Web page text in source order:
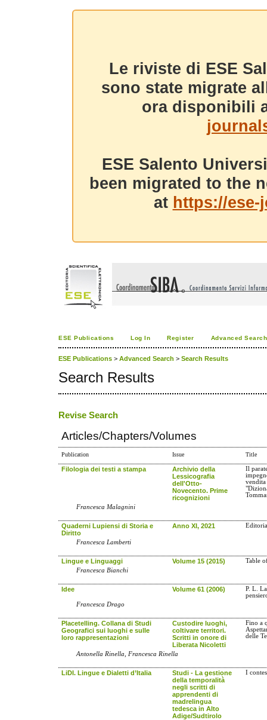
Le riviste di ESE
sono state migrate
ora disponibili
ESE Salento
been migrated to the
at https://
ESE Publications Log In Register Advanced Search
ESE Publications > Advanced Search > Search Results
Search Results
Revise Search
Articles/Chapters/Volumes
Publication Issue Title
Filologia dei testi a stampa
Archivio della
Lessicografia
dell'Otto-
Novecento. Prime
ricognizioni
Il
vendita
Francesca Malagnini
Quaderni Lupiensi di Storia e
Diritto
Anno XI, 2021
Francesca Lamberti
Lingue e Linguaggi Volume 15 (2015)
Table
Francesca Bianchi
Idee Volume 61 (2006)
P. L.
Francesca Drago
Placetelling. Collana di Studi
Geografici sui luoghi e sulle
loro rappresentazioni
Custodire luoghi,
coltivare territori.
Scritti in onore di
Liberata Nicoletti
Fino a
delle
Antonella Rinella, Francesca Rinella
LiDI. Lingue e Dialetti d’Italia
Studi - La gestione
della temporalità
negli scritti di
apprendenti di
madrelingua
tedesca in Alto
Adige/Sudtirolo
I